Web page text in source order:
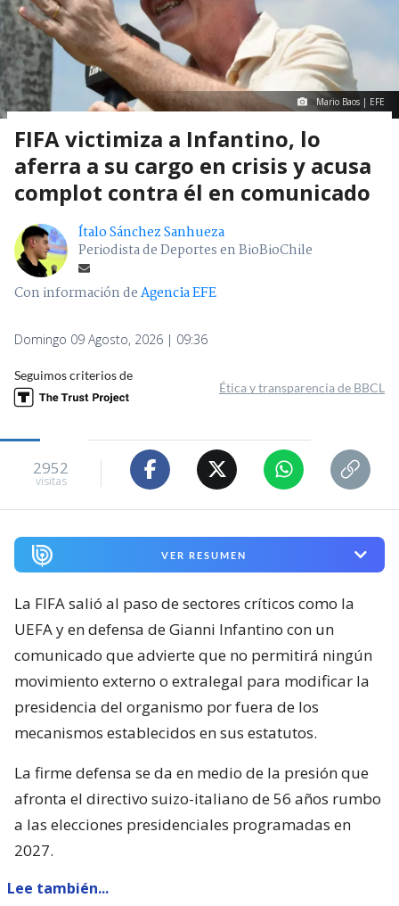
Mario Baos | EFE
FIFA victimiza a Infantino, lo
aferra a su cargo en crisis y acusa
complot contra él en comunicado
Ítalo Sánchez Sanhueza
Periodista de Deportes en BioBioChile
Con información deAgencia EFE
Domingo 09 Agosto, 2026 | 09:36
Seguimos criterios de
Ética y transparencia de BBCL
2952
visitas
VER RESUMEN
La FIFA salió al paso de sectores críticos como la
UEFA y en defensa de Gianni Infantino con un
comunicado que advierte que no permitirá ningún
movimiento externo o extralegal para modificar la
presidencia del organismo por fuera de los
mecanismos establecidos en sus estatutos.
La firme defensa se da en medio de la presión que
afronta el directivo suizo-italiano de 56 años rumbo
a las elecciones presidenciales programadas en
2027.
Lee también...